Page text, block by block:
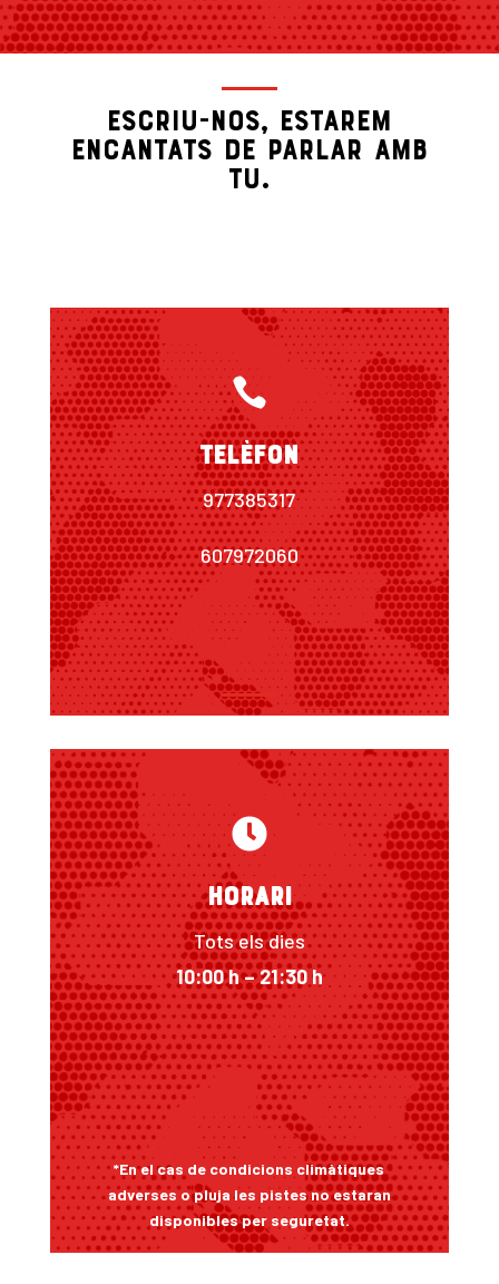
Escriu-nos, estarem
encantats de parlar amb
tu.

Telèfon
977385317
607972060

HORARI
Tots els dies
10:00 h – 21:30 h
*En el cas de condicions climàtiques
adverses o pluja les pistes no estaran
disponibles per seguretat.